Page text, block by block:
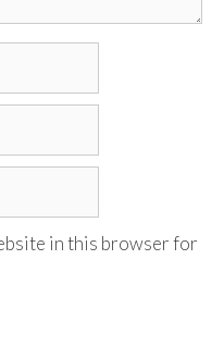
in this browser for